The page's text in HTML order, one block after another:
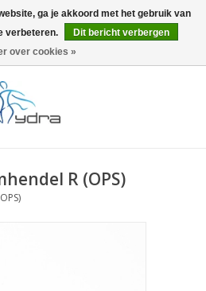
0 Artikelen - €0,00
R (OPS)
ga je akkoord met het gebruik van
verbeteren.
Dit bericht verbergen
over cookies »